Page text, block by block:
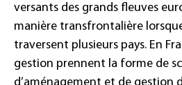
versants des grands fleuves
manière transfrontalière
traversent plusieurs pays. En
gestion prennent la forme de